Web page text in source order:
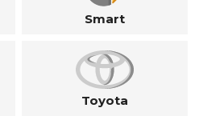
Smart
Toyota